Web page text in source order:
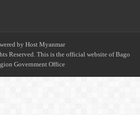
by Host Myanmar
Reserved. This is the official website of Bago
Government Office